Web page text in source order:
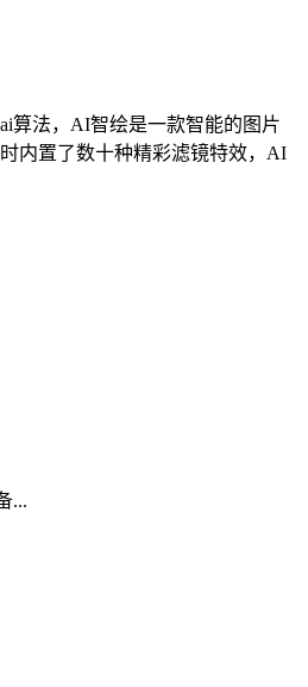
法，AI智绘是一款智能的图片
内置了数十种精彩滤镜特效，AI
...